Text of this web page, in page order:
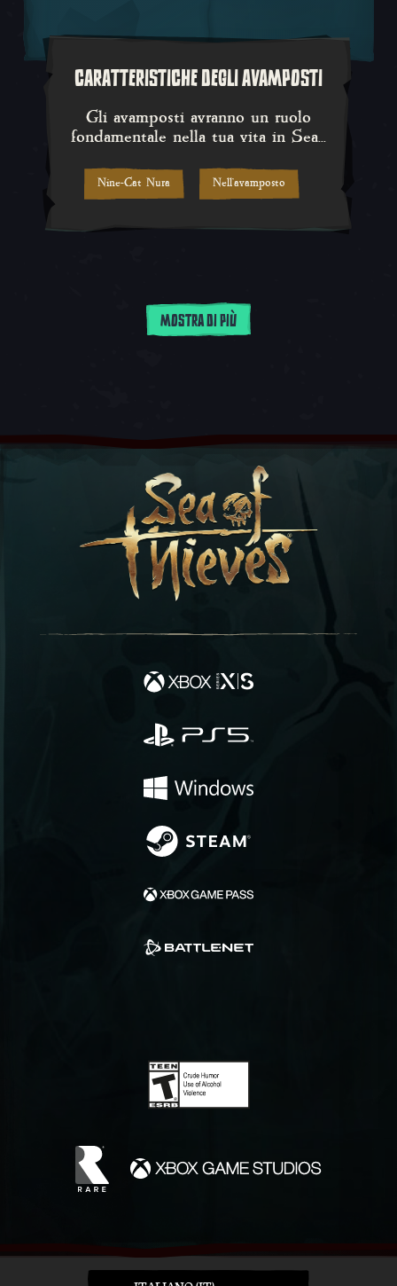
CARATTERISTICHE DEGLI AVAMPOSTI
Gli avamposti avranno un ruolo
fondamentale nella tua vita in Sea...
Gli avamposti avranno un
Nine-Cat Nura Nell'avamposto
MOSTRA DI PIÙ